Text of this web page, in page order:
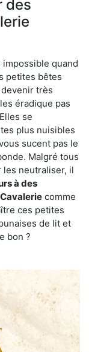
des
quand
petites bêtes
très
éradique pas
se
plus nuisibles
sucent pas le
Malgré tous
les neutraliser, il
à des
comme
ces petites
de lit et
bon ?